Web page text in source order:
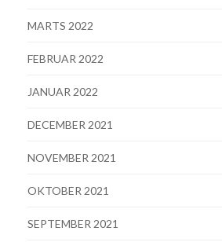
MARTS 2022
FEBRUAR 2022
JANUAR 2022
DECEMBER 2021
NOVEMBER 2021
OKTOBER 2021
SEPTEMBER 2021